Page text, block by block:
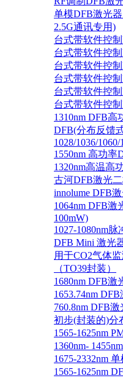
单模DFB激光器
2.5G通讯专用)
台式带软件控
台式带软件控
台式带软件控
台式带软件控制
台式带软件控制
台式带软件控
1310nm DFB高
DFB(分布反馈
1028/1036/
1550nm 高功率
1320nm高温高
古河DFB激光二
innolume DFB
1064nm DFB激
100mW)
1027-1080nm
DFB Mini 激光
用于CO2气体
（TO39封装）
1680nm DFB
1653.74nm
760.8nm DFB
初步(封装的)分
1565-1625nm
1360nm-
1675-2332nm
1565-1625nm